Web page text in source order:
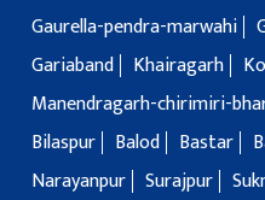
Gaurella-pendra-marwahi
Gariaband
Khairagarh
Manendragarh-chirimiri-
Bilaspur
Balod Bastar
Narayanpur Surajpur